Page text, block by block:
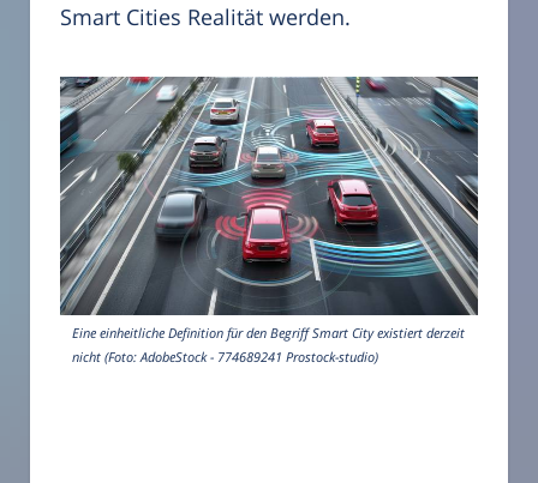
Smart Cities Realität werden.
Eine einheitliche Definition für den Begriff Smart City existiert derzeit
nicht (Foto: AdobeStock - 774689241 Prostock-studio)